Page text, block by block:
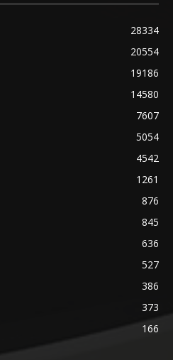
28334
20554
19186
14580
7607
5054
4542
1261
876
845
636
527
386
373
166